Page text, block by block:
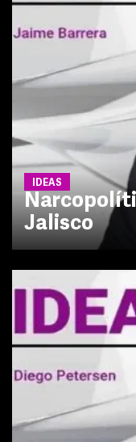
IDEAS
Jalisco